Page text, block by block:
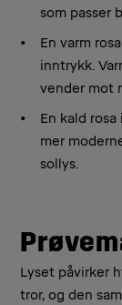
som passer
En varm
inntrykk.
vender mot
En kald
mer
sollys.
Lyset påvirker
tror, og den